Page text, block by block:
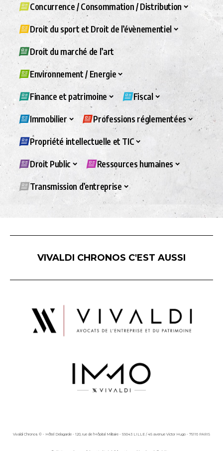
Concurrence / Consommation / Distribution
Droit du sport et Droit de l’évènementiel
Droit du marché de l’art
Environnement / Energie
Finance et patrimoine Fiscal
Immobilier Professions réglementées
Propriété intellectuelle et TIC
Droit Public Ressources humaines
Transmission d’entreprise
VIVALDI CHRONOS C'EST AUSSI
Vivaldi Chronos © - Hôtel Delagarde - 120, rue de l'Hôpital Militaire - 59043 LILLE / 45 avenue Victor Hugo - 75116 PARIS